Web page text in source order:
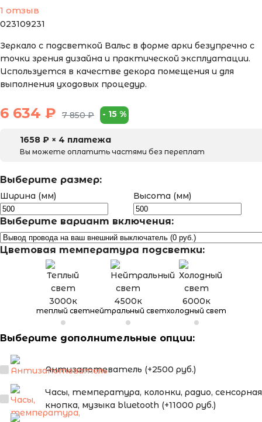
1 отзыв
023109231
Зеркало с подсветкой Вальс в форме арки безупречно с
точки зрения дизайна и практической эксплуатации.
Используется в качестве декора помещения и для
выполнения уходовых процедур.
6 634 ₽ 7 850₽ - 15 %
1658 ₽ × 4 платежа
Вы можете оплатить частями без переплат
Выберите размер:
Ширина (мм) Высота (мм)
Выберите вариант включения:
Цветовая температура подсветки:
теплый светнейтральный светхолодный свет
Выберите дополнительные опции:
Антизапотеватель (+2500 руб.)
Часы, температура, колонки, радио, сенсорная
кнопка, музыка bluetooth (+11000 руб.)